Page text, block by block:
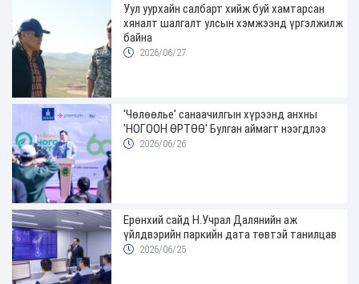
Уул уурхайн салбарт хийж буй хамтарсан
хяналт шалгалт улсын хэмжээнд үргэлжилж
байна
2026/06/27
'Чөлөөлье' санаачилгын хүрээнд анхны
'НОГООН ӨРТӨӨ' Булган аймагт нээгдлээ
2026/06/26
Ерөнхий сайд Н.Учрал Далянийн аж
үйлдвэрийн паркийн дата төвтэй танилцав
2026/06/25